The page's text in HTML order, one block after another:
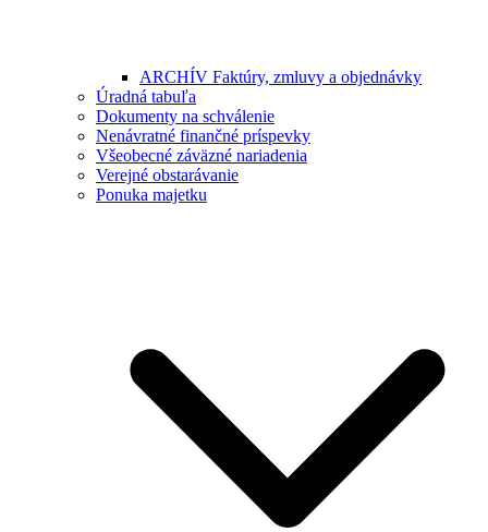
ARCHÍV Faktúry, zmluvy a objednávky
Úradná tabuľa
Dokumenty na schválenie
Nenávratné finančné príspevky
Všeobecné záväzné nariadenia
Verejné obstarávanie
Ponuka majetku